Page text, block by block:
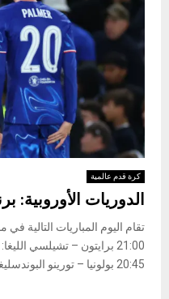
كرة قدم عالمية
الدوريات الأوروبية:
تقام اليوم المباريات التالية في
20:45 بولونيا – تورينو البوندسليغا: 20:30...